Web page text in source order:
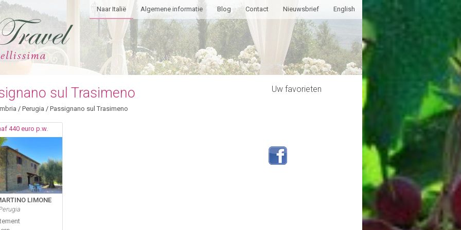
Naar Italië Algemene informatie Blog Contact Nieuwsbrief English
sul Trasimeno
/ Perugia / Passignano sul Trasimeno
440 euro p.w.
LIMONE
Uw favorieten